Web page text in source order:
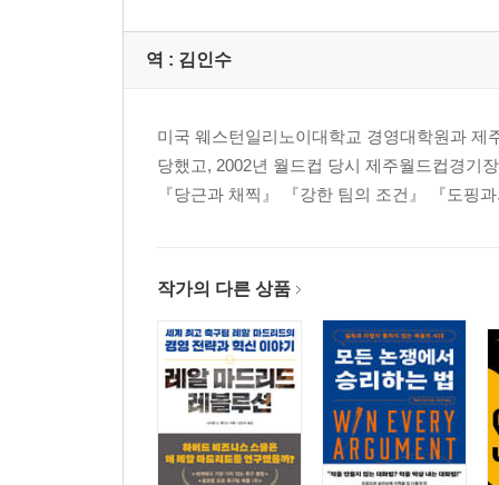
역 : 김인수
미국 웨스턴일리노이대학교 경영대학원과
당했고, 2002년 월드컵 당시 제주월드컵경기
『당근과 채찍』 『강한 팀의 조건』 『도핑
작가의 다른 상품